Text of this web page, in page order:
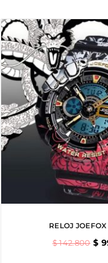
RELOJ JOEFOX
$142.800 $